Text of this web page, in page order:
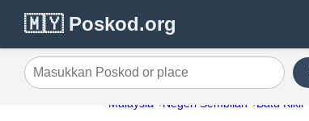
🇲🇾 Poskod.org
Masukkan Poskod or place
Malaysia Negeri Sembilan Batu Kikir